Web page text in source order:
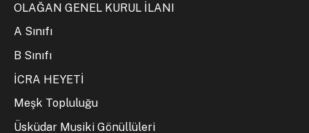
OLAĞAN GENEL KURUL İLANI
A Sınıfı
B Sınıfı
İCRA HEYETİ
Meşk Topluluğu
Üsküdar Musiki Gönüllüleri